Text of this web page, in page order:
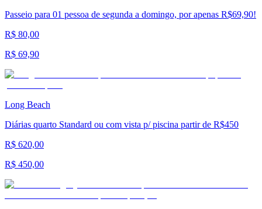
Passeio para 01 pessoa de segunda a domingo, por apenas R$69,90!
R$ 80,00
R$ 69,90
Long Beach
Diárias quarto Standard ou com vista p/ piscina partir de R$450
R$ 620,00
R$ 450,00